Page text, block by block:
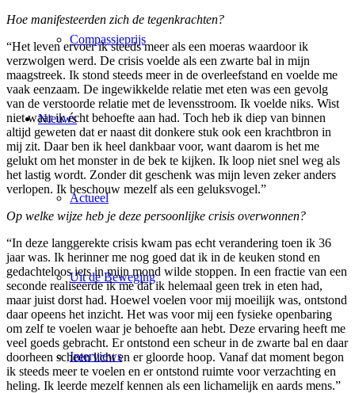
Compassieprijs
Nieuws
Actueel
Uit de Beweging
Interviews
Hoe manifesteerden zich de tegenkrachten?
“Het leven ervoer ik steeds meer als een moeras waardoor ik
verzwolgen werd. De crisis voelde als een zwarte bal in mijn
maagstreek. Ik stond steeds meer in de overleefstand en voelde me
vaak eenzaam. De ingewikkelde relatie met eten was een gevolg
van de verstoorde relatie met de levensstroom. Ik voelde niks. Wist
niet waar ik écht behoefte aan had. Toch heb ik diep van binnen
altijd geweten dat er naast dit donkere stuk ook een krachtbron in
mij zit. Daar ben ik heel dankbaar voor, want daarom is het me
gelukt om het monster in de bek te kijken. Ik loop niet snel weg als
het lastig wordt. Zonder dit geschenk was mijn leven zeker anders
verlopen. Ik beschouw mezelf als een geluksvogel.”
Op welke wijze heb je deze persoonlijke crisis overwonnen?
“In deze langgerekte crisis kwam pas echt verandering toen ik 36
jaar was. Ik herinner me nog goed dat ik in de keuken stond en
gedachteloos iets in mijn mond wilde stoppen. In een fractie van een
seconde realiseerde ik me dat ik helemaal geen trek in eten had,
maar juist dorst had. Hoewel voelen voor mij moeilijk was, ontstond
daar opeens het inzicht. Het was voor mij een fysieke openbaring
om zelf te voelen waar je behoefte aan hebt. Deze ervaring heeft me
veel goeds gebracht. Er ontstond een scheur in de zwarte bal en daar
doorheen scheen licht en er gloorde hoop. Vanaf dat moment begon
ik steeds meer te voelen en er ontstond ruimte voor verzachting en
heling. Ik leerde mezelf kennen als een lichamelijk en aards mens.”